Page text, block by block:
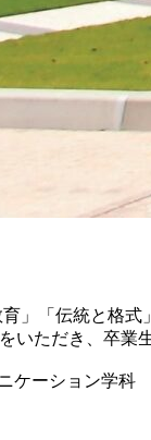
」「伝統と格
ただき、卒業
ケーション学科